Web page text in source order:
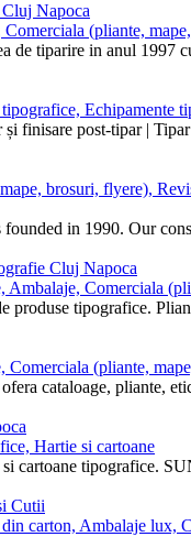
Napoca
(pliante,
de tiparire in anul 1997
Echipamente
și finisare post-tipar |
brosuri, flyere),
in 1990. Our
Cluj Napoca
Ambalaje, Comerciala
produse tipografice.
Comerciala (pliante,
cataloage, pliante,
Hartie si cartoane
cartoane tipografice.
Cutii
carton, Ambalaje lux,